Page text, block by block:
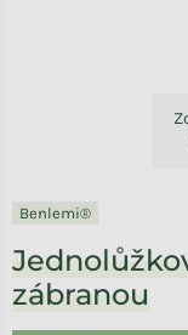
Benlemi®
zábranou